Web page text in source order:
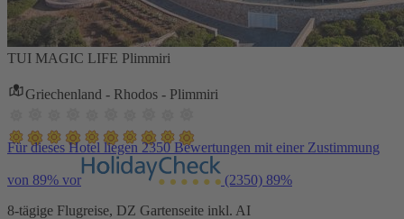
TUI MAGIC LIFE Plimmiri
Griechenland - Rhodos - Plimmiri
Für dieses Hotel liegen 2350 Bewertungen mit einer Zustimmung
von 89% vor (2350) 89%
8-tägige Flugreise, DZ Gartenseite inkl. AI